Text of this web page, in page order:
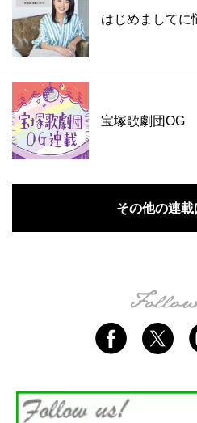
はじめましてに
宝塚歌劇団OG
その他の連載